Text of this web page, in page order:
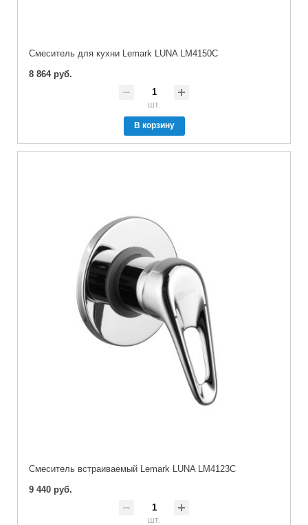
Cмеситель для кухни Lemark LUNA LM4150C
8 864 руб.
шт.
В корзину
Cмеситель встраиваемый Lemark LUNA LM4123C
9 440 руб.
шт.